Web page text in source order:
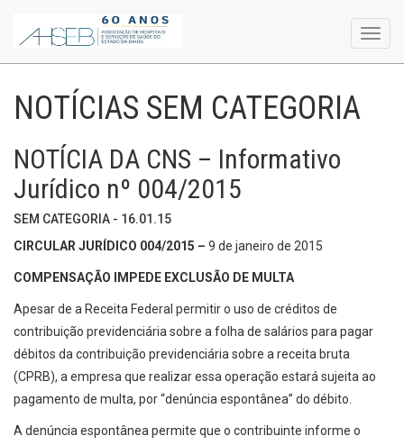
NOTÍCIAS SEM CATEGORIA
NOTÍCIA DA CNS – Informativo
Jurídico nº 004/2015
SEM CATEGORIA - 16.01.15
CIRCULAR JURÍDICO 004/2015 – 9 de janeiro de 2015
COMPENSAÇÃO IMPEDE EXCLUSÃO DE MULTA
Apesar de a Receita Federal permitir o uso de créditos de
contribuição previdenciária sobre a folha de salários para pagar
débitos da contribuição previdenciária sobre a receita bruta
(CPRB), a empresa que realizar essa operação estará sujeita ao
pagamento de multa, por “denúncia espontânea” do débito.
A denúncia espontânea permite que o contribuinte informe o